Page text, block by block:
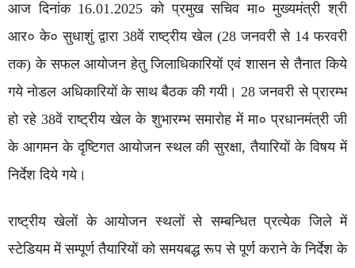
आज दिनांक 16.01.2025 को प्रमुख सचिव मा० मुख्यमंत्री श्री
आर० के० सुधाशुं द्वारा 38वें राष्ट्रीय खेल (28 जनवरी से 14 फरवरी
तक) के सफल आयोजन हेतु जिलाधिकारियों एवं शासन से तैनात किये
गये नोडल अधिकारियों के साथ बैठक की गयी। 28 जनवरी से प्रारम्भ
हो रहे 38वें राष्ट्रीय खेल के शुभारम्भ समारोह में मा० प्रधानमंत्री जी
के आगमन के दृष्टिगत आयोजन स्थल की सुरक्षा, तैयारियों के विषय में
निर्देश दिये गये।
राष्ट्रीय खेलों के आयोजन स्थलों से सम्बन्धित प्रत्येक जिले में
स्टेडियम में सम्पूर्ण तैयारियों को समयबद्ध रूप से पूर्ण कराने के निर्देश के